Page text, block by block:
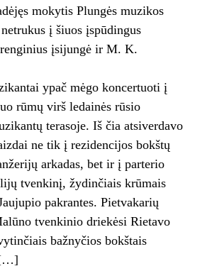
mokytis Plungės muzikos
į šiuos įspūdingus
įsijungė ir M. K.
ypač mėgo koncertuoti į
rūmų virš ledainės rūsio
terasoje. Iš čia atsiverdavo
ne tik į rezidencijos bokštų
arkadas, bet ir į parterio
tvenkinį, žydinčiais krūmais
pakrantes. Pietvakarių
tvenkinio driekėsi Rietavo
bažnyčios bokštais
[…]